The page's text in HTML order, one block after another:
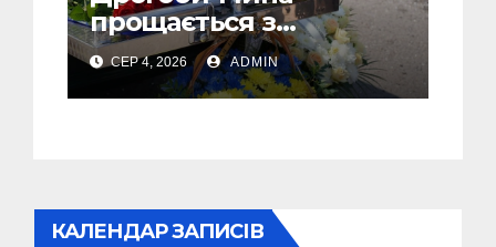
прощається з
полеглим Воїном
Олегом Торським
СЕР 4, 2026 ADMIN
КАЛЕНДАР ЗАПИСІВ